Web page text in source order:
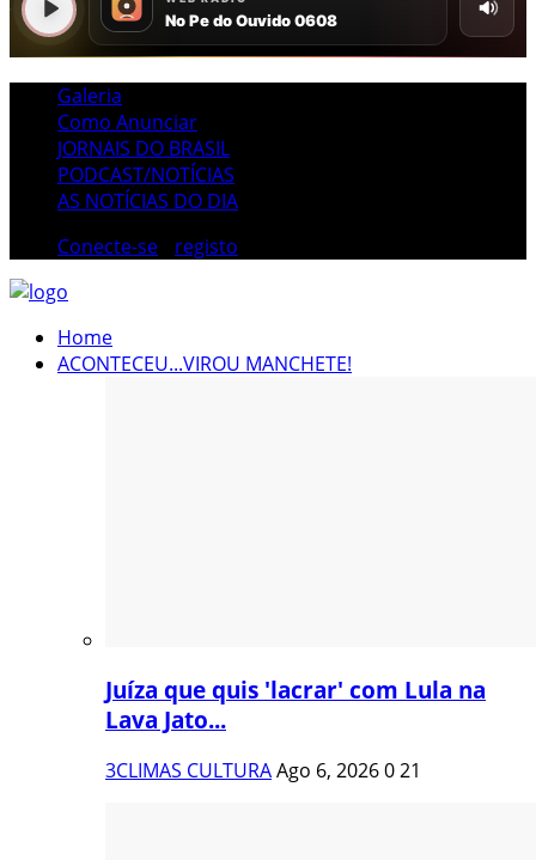
Galeria
Como Anunciar
JORNAIS DO BRASIL
PODCAST/NOTÍCIAS
AS NOTÍCIAS DO DIA
Conecte-se
registo
Home
ACONTECEU...VIROU MANCHETE!
Juíza que quis 'lacrar' com Lula na
Lava Jato...
3CLIMAS CULTURAAgo 6, 2026021